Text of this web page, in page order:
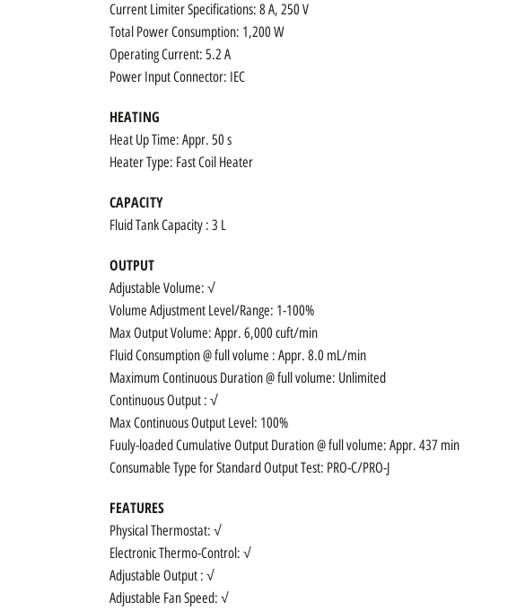
Current Limiter Specifications: 8 A, 250 V
Total Power Consumption: 1,200 W
Operating Current: 5.2 A
Power Input Connector: IEC
HEATING
Heat Up Time: Appr. 50 s
Heater Type: Fast Coil Heater
CAPACITY
Fluid Tank Capacity : 3 L
OUTPUT
Adjustable Volume: √
Volume Adjustment Level/Range: 1-100%
Max Output Volume: Appr. 6,000 cuft/min
Fluid Consumption @ full volume : Appr. 8.0 mL/min
Maximum Continuous Duration @ full volume: Unlimited
Continuous Output : √
Max Continuous Output Level: 100%
Fuuly-loaded Cumulative Output Duration @ full volume: Appr. 437 min
Consumable Type for Standard Output Test: PRO-C/PRO-J
FEATURES
Physical Thermostat: √
Electronic Thermo-Control: √
Adjustable Output : √
Adjustable Fan Speed: √